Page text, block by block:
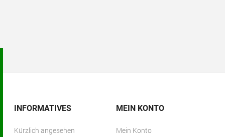
INFORMATIVES
Kürzlich angesehen
MEIN KONTO
Mein Konto